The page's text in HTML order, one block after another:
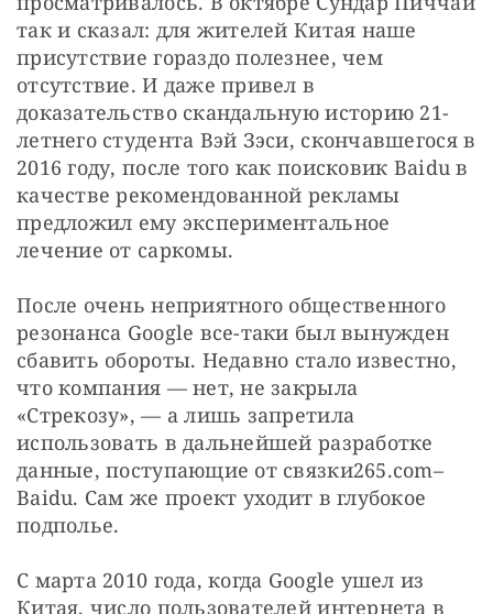
так и сказал: для жителей Китая наше
присутствие гораздо полезнее, чем
отсутствие. И даже привел в
доказательство скандальную историю 21-
летнего студента Вэй Зэси, скончавшегося в
2016 году, после того как поисковик Baidu в
качестве рекомендованной рекламы
предложил ему экспериментальное
лечение от саркомы.
После очень неприятного общественного
резонанса Google все-таки был вынужден
сбавить обороты. Недавно стало известно,
что компания — нет, не закрыла
«Стрекозу», — а лишь запретила
использовать в дальнейшей разработке
данные, поступающие от связки265.com–
Baidu. Сам же проект уходит в глубокое
подполье.
С марта 2010 года, когда Google ушел из
Китая, число пользователей интернета в